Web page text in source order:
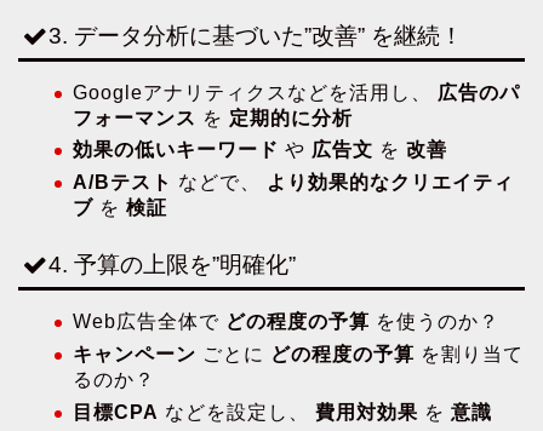
3. データ分析に基づいた”改善” を継続！
Googleアナリティクスなどを活用し、 広告のパ
フォーマンス を 定期的に分析
効果の低いキーワード や 広告文 を 改善
A/Bテスト などで、
より効果的なクリエイティ
ブ を 検証
4. 予算の上限を”明確化”
Web広告全体で どの程度の予算 を使うのか？
キャンペーン ごとに どの程度の予算 を割り当て
るのか？
目標CPA などを設定し、 費用対効果 を 意識